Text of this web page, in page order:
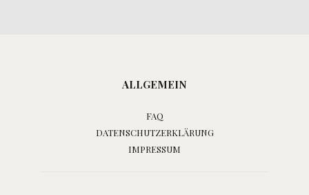
ALLGEMEIN
FAQ
DATENSCHUTZERKLÄRUNG
IMPRESSUM